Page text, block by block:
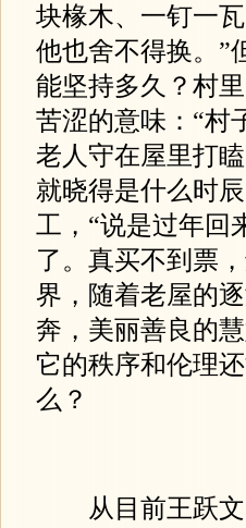
块椽木、一钉一
他也舍不得换。”
能坚持多久？村
苦涩的意味：“村
老人守在屋里打
就晓得是什么时
工，“说是过年回
了。真买不到票
界，随着老屋的
奔，美丽善良的
它的秩序和伦理
么？
从目前王跃文